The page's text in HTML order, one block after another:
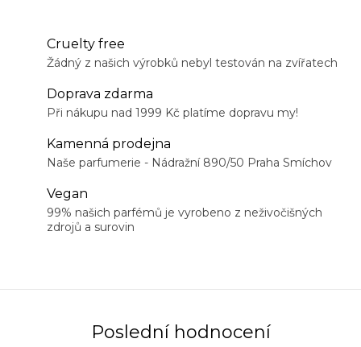
Cruelty free
Žádný z našich výrobků nebyl testován na zvířatech
Doprava zdarma
Při nákupu nad 1999 Kč platíme dopravu my!
Kamenná prodejna
Naše parfumerie - Nádražní 890/50 Praha Smíchov
Vegan
99% našich parfémů je vyrobeno z neživočišných
zdrojů a surovin
Poslední hodnocení